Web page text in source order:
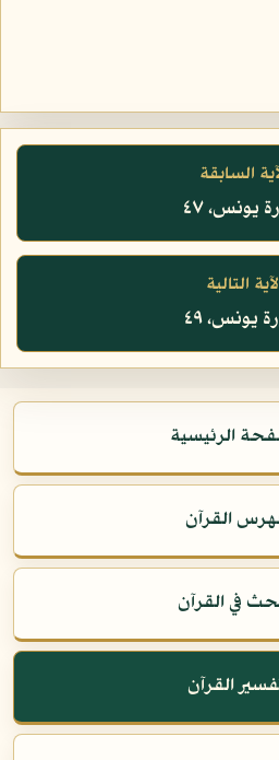
السابقة
يونس، ٤٧
التالية
يونس، ٤٩
الرئيسية
القرآن
في القرآن
القرآن